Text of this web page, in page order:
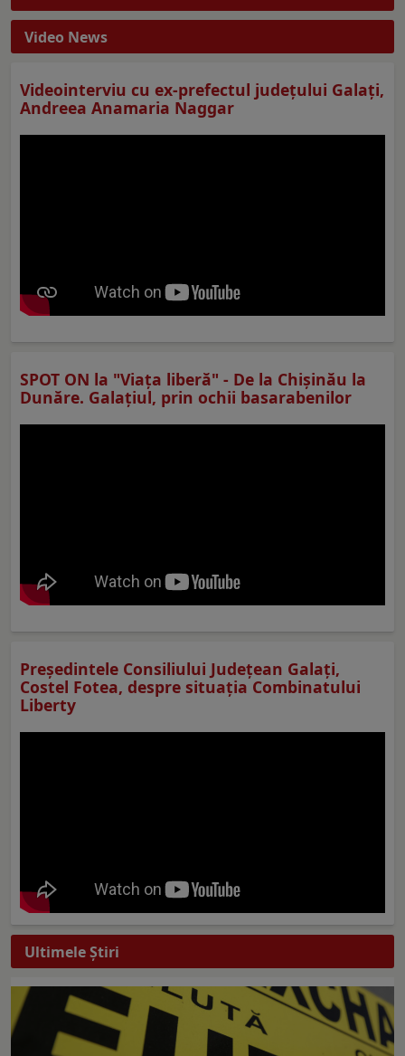
Video News
Videointerviu cu ex-prefectul judeţului Galaţi,
Andreea Anamaria Naggar
SPOT ON la "Viaţa liberă" - De la Chișinău la
Dunăre. Galațiul, prin ochii basarabenilor
Preşedintele Consiliului Judeţean Galaţi,
Costel Fotea, despre situaţia Combinatului
Liberty
Ultimele Ştiri